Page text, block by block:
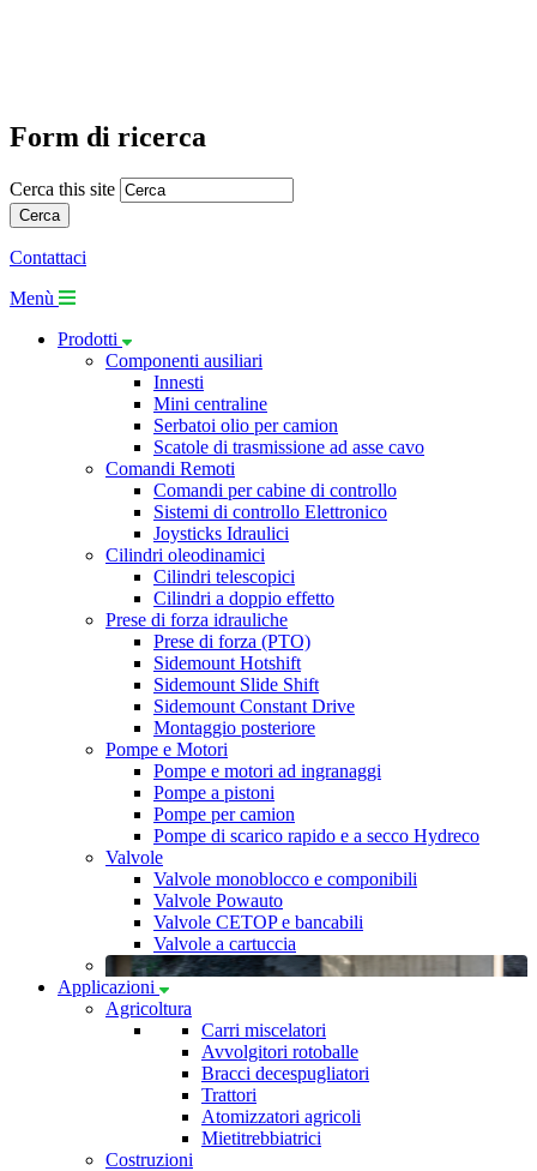
Form di ricerca
Cerca this site
Contattaci
Menù
Prodotti
Componenti ausiliari
Innesti
Mini centraline
Serbatoi olio per camion
Scatole di trasmissione ad asse cavo
Comandi Remoti
Comandi per cabine di controllo
Sistemi di controllo Elettronico
Joysticks Idraulici
Cilindri oleodinamici
Cilindri telescopici
Cilindri a doppio effetto
Prese di forza idrauliche
Prese di forza (PTO)
Sidemount Hotshift
Sidemount Slide Shift
Sidemount Constant Drive
Montaggio posteriore
Pompe e Motori
Pompe e motori ad ingranaggi
Pompe a pistoni
Pompe per camion
Pompe di scarico rapido e a secco Hydreco
Valvole
Valvole monoblocco e componibili
Valvole Powauto
Valvole CETOP e bancabili
Valvole a cartuccia
Applicazioni
Agricoltura
Carri miscelatori
Avvolgitori rotoballe
Bracci decespugliatori
Trattori
Atomizzatori agricoli
Mietitrebbiatrici
Costruzioni